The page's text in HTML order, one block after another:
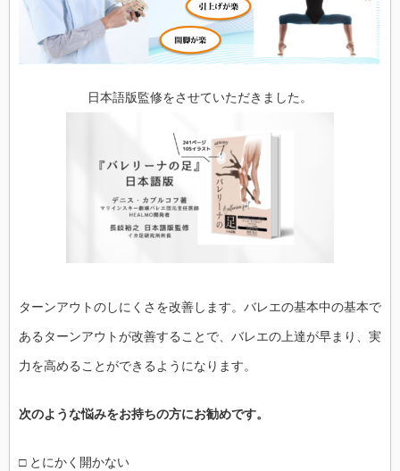
日本語版監修をさせていただきました。
ターンアウトのしにくさを改善します。バレエの基本中の基本で
あるターンアウトが改善することで、バレエの上達が早まり、実
力を高めることができるようになります。
次のような悩みをお持ちの方にお勧めです。
□ とにかく開かない